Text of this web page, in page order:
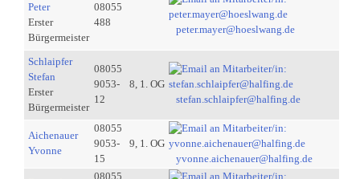
Peter
Erster
Bürgermeister
08055
488
peter.mayer@hoeslwang.de
Schlaipfer
Stefan
Erster
Bürgermeister
08055
9053-
12
8, 1. OG
stefan.schlaipfer@halfing.de
Aichenauer
Yvonne
08055
9053-
15
9, 1. OG
yvonne.aichenauer@halfing.de
08055